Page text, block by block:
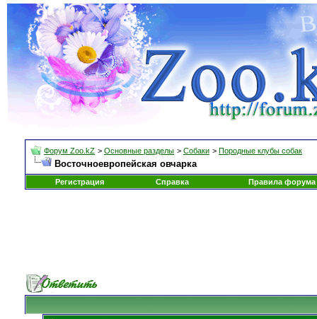
Форум Zoo.kZ > Основные разделы > Собаки > Породные клубы собак
Восточноевропейская овчарка
Регистрация Справка Правила форума